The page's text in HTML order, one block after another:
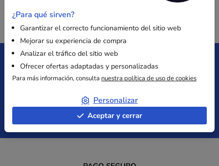
Entrega gratuita
Satisfecho
Seguro
inmediato
¿Para qué sirven?
Garantizar el correcto funcionamiento del sitio web
Mejorar su experiencia de compra
Analizar el tráfico del sitio web
Ofrecer ofertas adaptadas y personalizadas
Para más información, consulta nuestra política de uso de cookies
Personalizar
Aceptar y cerrar